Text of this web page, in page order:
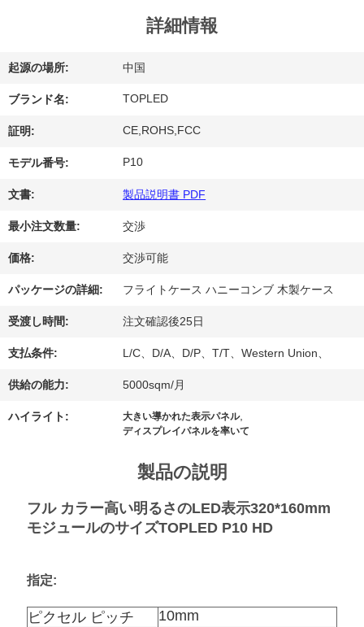
達
に
つ
い
て
工
場
旅
行
品
詳細情報
起源の場所: 中国
ブランド名: TOPLED
証明: CE,ROHS,FCC
モデル番号: P10
文書: 製品説明書 PDF
最小注文数量: 交渉
価格: 交渉可能
パッケージの詳細: フライトケース ハニーコンブ 木製ケース
受渡し時間: 注文確認後25日
支払条件: L/C、D/A、D/P、T/T、Western Union、
供給の能力: 5000sqm/月
ハイライト: 大きい導かれた表示パネル,
ディスプレイパネルを率いて
製品の説明
フル カラー高い明るさのLED表示320*160mm
モジュールのサイズTOPLED P10 HD
指定:
ピクセル ピッチ
10mm